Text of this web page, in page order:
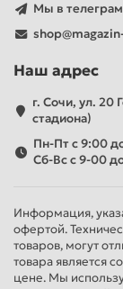
Мы в телеграм
Наш адрес
г. Сочи, ул. 20
стадиона)
Пн-Пт с 9:00
Сб-Вс с 9-00
Информация,
офертой.
товаров, могут
товара является
цене. Мы